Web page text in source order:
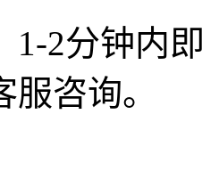
1-2分钟内
咨询。